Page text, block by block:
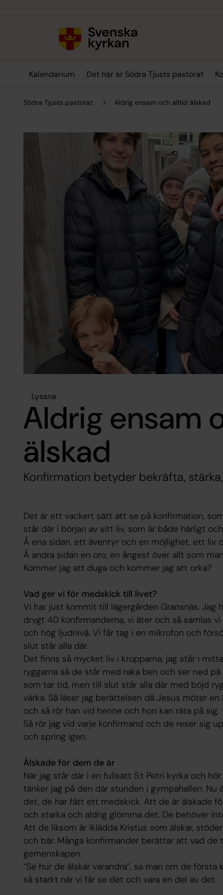
Kalendarium Det här är Södra Tjusts pastorat
Södra Tjusts pastorat Aldrig ensam och alltid älskad
Lyssna
Aldrig ensam
älskad
Konfirmation betyder bekräfta,
Det är ett vackert sätt att se på konfirmation,
står där i början av sitt liv, som är både härligt
Å ena sidan, ett äventyr och en möjlighet, ett liv
Å andra sidan en oro, en ångest över allt som
Kommer jag att duga och kommer jag att orka?
Vad ger vi för medskick till livet?
Vi har just kommit till lägergården Gransnäs. Jag
drygt 40 konfirmanderna, vi äter och så samlas
och hög ljudnivå. Vi får tag i en mikrofon och
slut står alla där.
Det finns så mycket liv i kropparna, jag står i
ryggarna så de står med raka ben och ser ned
som tar tid, men till slut står alla där med böjd
värka. Så läser jag berättelsen då Jesus möter
och så rör han vid henne och hon kan räta på sig.
Så rör jag vid varje konfirmand och de reser sig
och spring igen.
Älskade för dem de är
När jag står där i en fullsatt S:t Petri kyrka och
tänker jag på den där stunden i gympahallen. Nu
det, de har fått ett medskick. Att de är älskade
och starka och aldrig glömma det. De behöver
Att de liksom är iklädda Kristus som älskar, stöder
och bär. Många konfirmander berättar att vad
gemenskapen.
”Se hur de älskar varandra”, sa man om de
så starkt när vi får se det och vara en del av det.